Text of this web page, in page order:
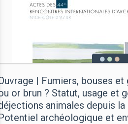
| Fumiers, bouses et
or brun ? Statut, usage et
animales depuis
archéologique et